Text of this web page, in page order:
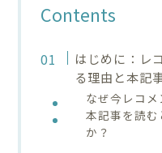
Contents
はじめに：レ
る理由と本記
なぜ今レコ
本記事を読
か？